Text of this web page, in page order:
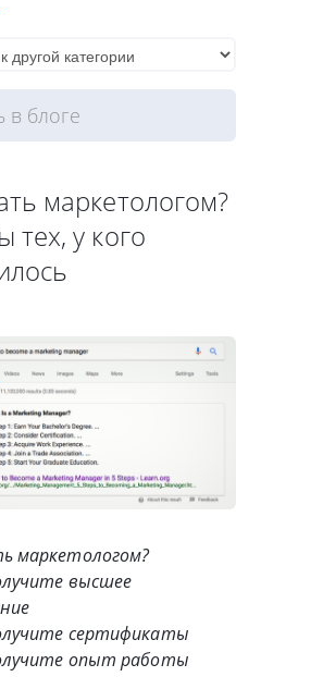
маркетологом?
тех, у кого
маркетологом?
высшее
сертификаты
опыт работы